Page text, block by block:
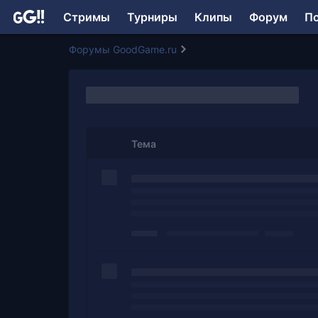
Стримы Турниры Клипы Форум
Форумы GoodGame.ru
Тема